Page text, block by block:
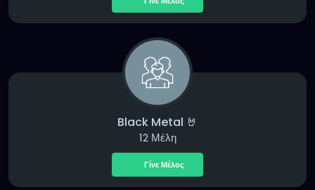
Black Metal 🤘
12 Μέλη
Γίνε Μέλος